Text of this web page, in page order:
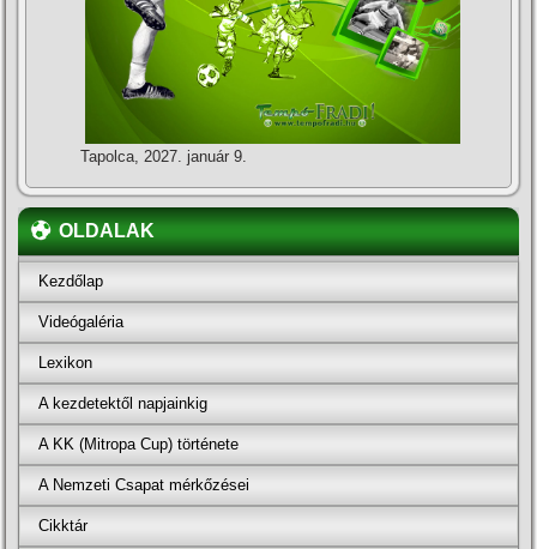
Tapolca, 2027. január 9.
OLDALAK
Kezdőlap
Videógaléria
Lexikon
A kezdetektől napjainkig
A KK (Mitropa Cup) története
A Nemzeti Csapat mérkőzései
Cikktár